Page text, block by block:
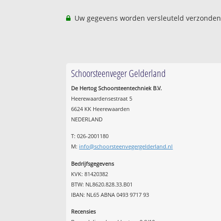
Uw gegevens worden versleuteld
Schoorsteenveger Gelderland
De Hertog Schoorsteentechniek B.V.
Heerewaardensestraat 5
6624 KK Heerewaarden
NEDERLAND
T: 026-2001180
M: info@schoorsteenvegergelderland.nl
Bedrijfsgegevens
KVK: 81420382
BTW: NL8620.828.33.B01
IBAN: NL65 ABNA 0493 9717 93
Recensies